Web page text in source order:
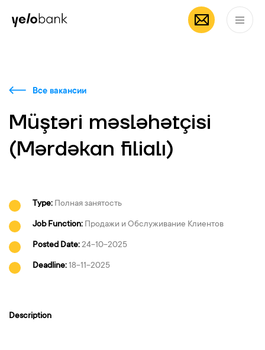
Частным лицам
Все вакансии
Müştəri məsləhətçisi
(Mərdəkan filialı)
Type: Полная занятость
Job Function: Продажи и Обслуживание Клиентов
Posted Date:24-10-2025
Deadline:18-11-2025
Description